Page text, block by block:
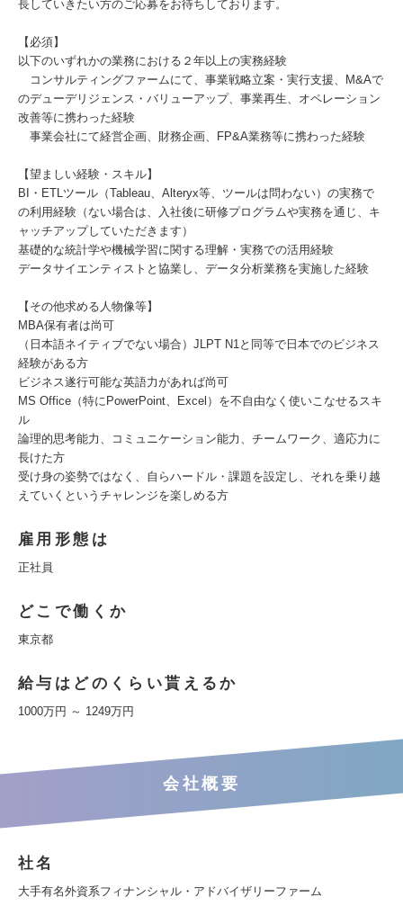
長していきたい方のご応募をお待ちしております。
【必須】
以下のいずれかの業務における２年以上の実務経験
コンサルティングファームにて、事業戦略立案・実行支援、M&Aで
のデューデリジェンス・バリューアップ、事業再生、オペレーション
改善等に携わった経験
事業会社にて経営企画、財務企画、FP&A業務等に携わった経験
【望ましい経験・スキル】
BI・ETLツール（Tableau、Alteryx等、ツールは問わない）の実務で
の利用経験（ない場合は、入社後に研修プログラムや実務を通じ、キ
ャッチアップしていただきます）
基礎的な統計学や機械学習に関する理解・実務での活用経験
データサイエンティストと協業し、データ分析業務を実施した経験
【その他求める人物像等】
MBA保有者は尚可
（日本語ネイティブでない場合）JLPT N1と同等で日本でのビジネス
経験がある方
ビジネス遂行可能な英語力があれば尚可
MS Office（特にPowerPoint、Excel）を不自由なく使いこなせるスキ
ル
論理的思考能力、コミュニケーション能力、チームワーク、適応力に
長けた方
受け身の姿勢ではなく、自らハードル・課題を設定し、それを乗り越
えていくというチャレンジを楽しめる方
雇用形態は
正社員
どこで働くか
東京都
給与はどのくらい貰えるか
1000万円 ～ 1249万円
会社概要
社名
大手有名外資系フィナンシャル・アドバイザリーファーム